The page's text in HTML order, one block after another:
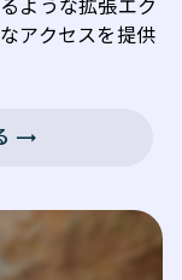
ような拡張エク
アクセスを提供
→